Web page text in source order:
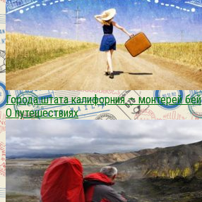
Города штата калифорния — монтерей бей
О путешествиях